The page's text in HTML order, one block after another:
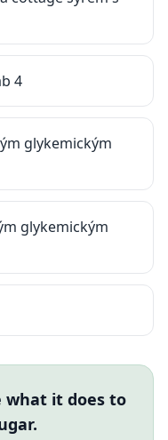
4
glykemickým
glykemickým
what it does to